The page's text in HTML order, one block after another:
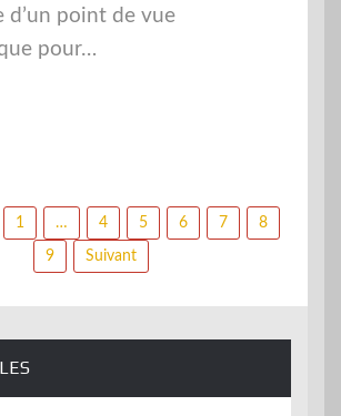
d’un point de vue
pour…
1 … 4 5 6 7 8
9 Suivant